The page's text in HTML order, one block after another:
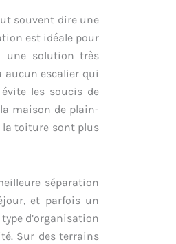
souvent dire une
est idéale pour
une solution très
aucun escalier qui
les soucis de
maison de plain-
la toiture sont plus
séparation
et parfois un
d’organisation
Sur des terrains